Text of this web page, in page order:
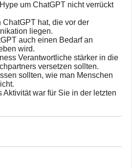
um ChatGPT nicht verrückt
hat, die vor der
liegen.
auch einen Bedarf an
wird.
Verantwortliche stärker in die
versetzen sollten.
sollten, wie man Menschen
war für Sie in der letzten